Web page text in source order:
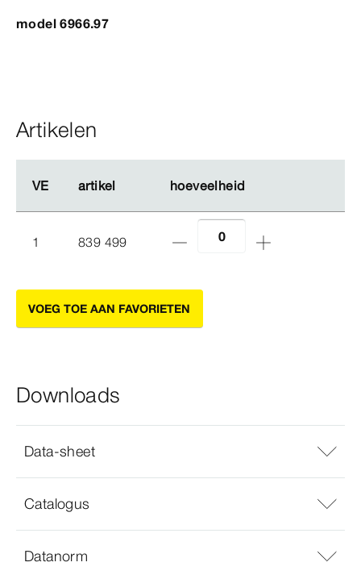
model 6966.97
Artikelen
VE artikel hoeveelheid
VE artikel hoeveelheid
1 839 499
VOEG TOE AAN FAVORIETEN
Downloads
Data-sheet
Catalogus
Datanorm